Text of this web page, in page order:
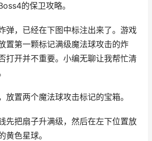
的保卫攻略。
弹，已经在下图中标注出来了。游戏
置第一颗标记满级魔法球攻击的炸
打开并不重要。小编无聊让我帮忙清
放置两个魔法球攻击标记的宝箱。
先把扇子升满级，然后在左下位置放
黄色星球。